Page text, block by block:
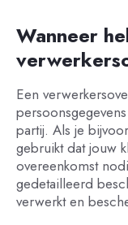
Wanneer
Een
partij. Als je
gebruikt dat jouw
overeenkomst
gedetailleerd
verwerkt en